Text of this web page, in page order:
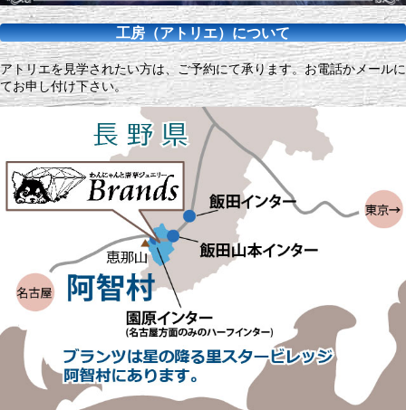
工房（アトリエ）について
アトリエを見学されたい方は、ご予約にて承ります。お電話かメールに
てお申し付け下さい。